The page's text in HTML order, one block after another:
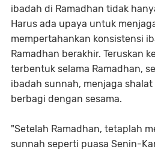
ibadah di Ramadhan tidak
Harus ada upaya untuk
mempertahankan konsistensi
Ramadhan berakhir. Teruskan
terbentuk selama Ramadhan,
ibadah sunnah, menjaga
berbagi dengan sesama.
"Setelah Ramadhan, tetaplah
sunnah seperti puasa Senin-